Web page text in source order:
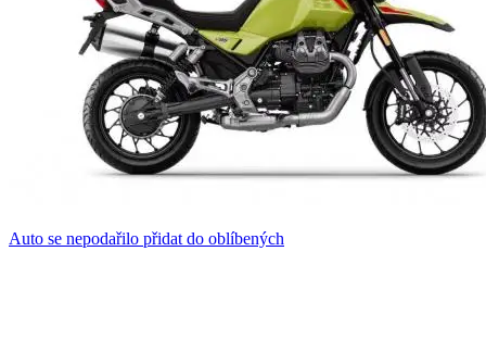
Auto se nepodařilo přidat do oblíbených